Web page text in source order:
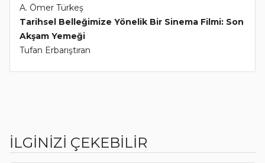
A. Ömer Türkeş
Tarihsel Belleğimize Yönelik Bir Sinema Filmi: Son
Akşam Yemeği
Tufan Erbarıştıran
İLGİNİZİ ÇEKEBİLİR